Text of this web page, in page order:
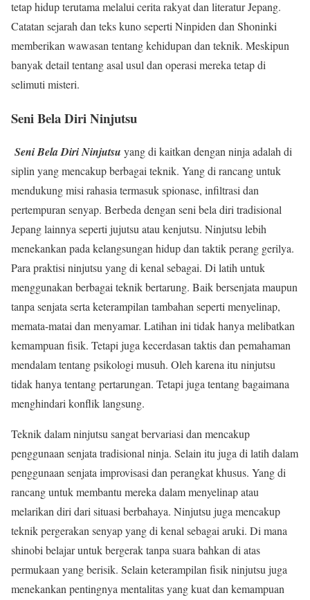
tetap hidup terutama melalui cerita rakyat dan literatur Jepang.
Catatan sejarah dan teks kuno seperti Ninpiden dan Shoninki
memberikan wawasan tentang kehidupan dan teknik. Meskipun
banyak detail tentang asal usul dan operasi mereka tetap di
selimuti misteri.
Seni Bela Diri Ninjutsu
Seni Bela Diri Ninjutsu yang di kaitkan dengan ninja adalah di
siplin yang mencakup berbagai teknik. Yang di rancang untuk
mendukung misi rahasia termasuk spionase, infiltrasi dan
pertempuran senyap. Berbeda dengan seni bela diri tradisional
Jepang lainnya seperti jujutsu atau kenjutsu. Ninjutsu lebih
menekankan pada kelangsungan hidup dan taktik perang gerilya.
Para praktisi ninjutsu yang di kenal sebagai. Di latih untuk
menggunakan berbagai teknik bertarung. Baik bersenjata maupun
tanpa senjata serta keterampilan tambahan seperti menyelinap,
memata-matai dan menyamar. Latihan ini tidak hanya melibatkan
kemampuan fisik. Tetapi juga kecerdasan taktis dan pemahaman
mendalam tentang psikologi musuh. Oleh karena itu ninjutsu
tidak hanya tentang pertarungan. Tetapi juga tentang bagaimana
menghindari konflik langsung.
Teknik dalam ninjutsu sangat bervariasi dan mencakup
penggunaan senjata tradisional ninja. Selain itu juga di latih dalam
penggunaan senjata improvisasi dan perangkat khusus. Yang di
rancang untuk membantu mereka dalam menyelinap atau
melarikan diri dari situasi berbahaya. Ninjutsu juga mencakup
teknik pergerakan senyap yang di kenal sebagai aruki. Di mana
shinobi belajar untuk bergerak tanpa suara bahkan di atas
permukaan yang berisik. Selain keterampilan fisik ninjutsu juga
menekankan pentingnya mentalitas yang kuat dan kemampuan